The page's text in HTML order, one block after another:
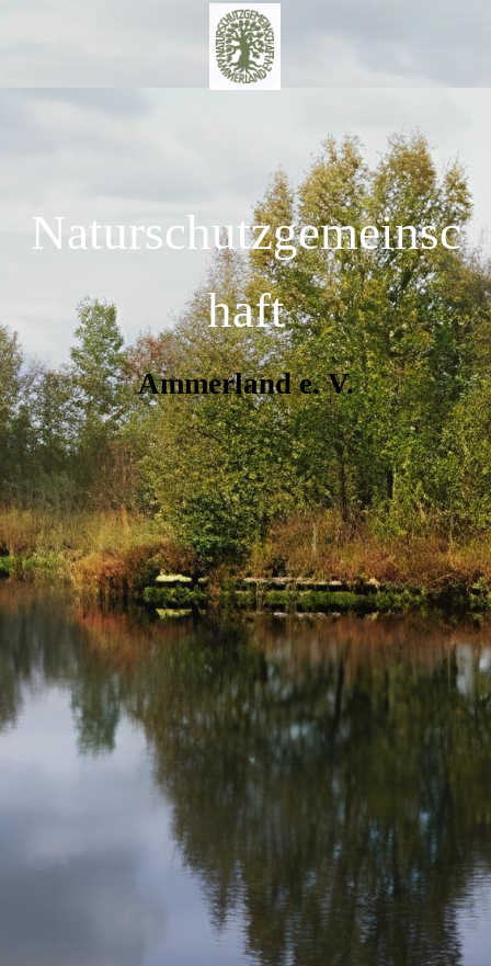
Naturschutzgemeinsc
haft
Ammerland e. V.